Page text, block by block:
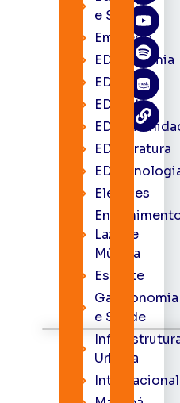
e Saúde
Emprego
EDacademia
EDbrasília
EDcast
EDliteratura
Eleições
Lazer e
Música
Esporte
Gastronomia
e Saúde
Urbana
Internacional